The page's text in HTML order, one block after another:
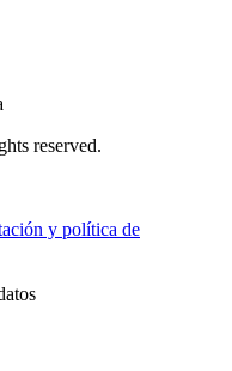
reserved.
y política de